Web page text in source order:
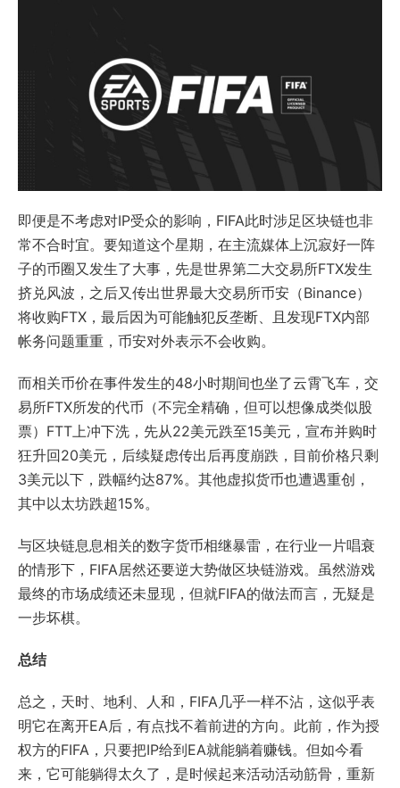
即便是不考虑对IP受众的影响，FIFA此时涉足区块链也非
常不合时宜。要知道这个星期，在主流媒体上沉寂好一阵
子的币圈又发生了大事，先是世界第二大交易所FTX发生
挤兑风波，之后又传出世界最大交易所币安（Binance）
将收购FTX，最后因为可能触犯反垄断、且发现FTX内部
帐务问题重重，币安对外表示不会收购。
而相关币价在事件发生的48小时期间也坐了云霄飞车，交
易所FTX所发的代币（不完全精确，但可以想像成类似股
票）FTT上冲下洗，先从22美元跌至15美元，宣布并购时
狂升回20美元，后续疑虑传出后再度崩跌，目前价格只剩
3美元以下，跌幅约达87%。其他虚拟货币也遭遇重创，
其中以太坊跌超15%。
与区块链息息相关的数字货币相继暴雷，在行业一片唱衰
的情形下，FIFA居然还要逆大势做区块链游戏。虽然游戏
最终的市场成绩还未显现，但就FIFA的做法而言，无疑是
一步坏棋。
总结
总之，天时、地利、人和，FIFA几乎一样不沾，这似乎表
明它在离开EA后，有点找不着前进的方向。此前，作为授
权方的FIFA，只要把IP给到EA就能躺着赚钱。但如今看
来，它可能躺得太久了，是时候起来活动活动筋骨，重新